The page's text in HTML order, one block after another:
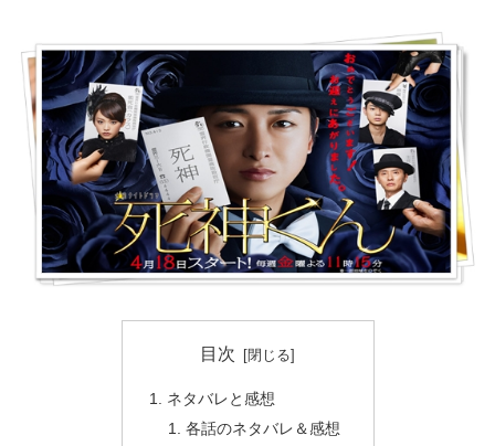
目次
ネタバレと感想
各話のネタバレ＆感想